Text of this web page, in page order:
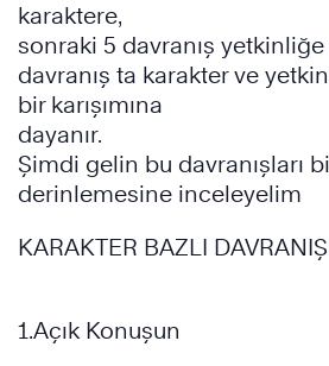
karaktere,
sonraki 5 davranış
davranış ta karakter ve
bir karışımına
dayanır.
Şimdi gelin bu davranışları
derinlemesine inceleyelim
KARAKTER BAZLI
1.Açık Konuşun